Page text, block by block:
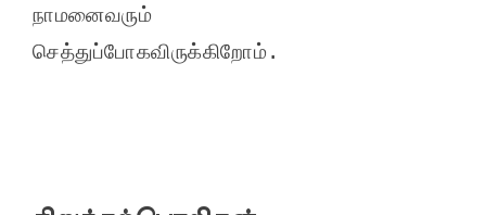
நாமனைவரும்
செத்துப்போகவிருக்கிறோம்.